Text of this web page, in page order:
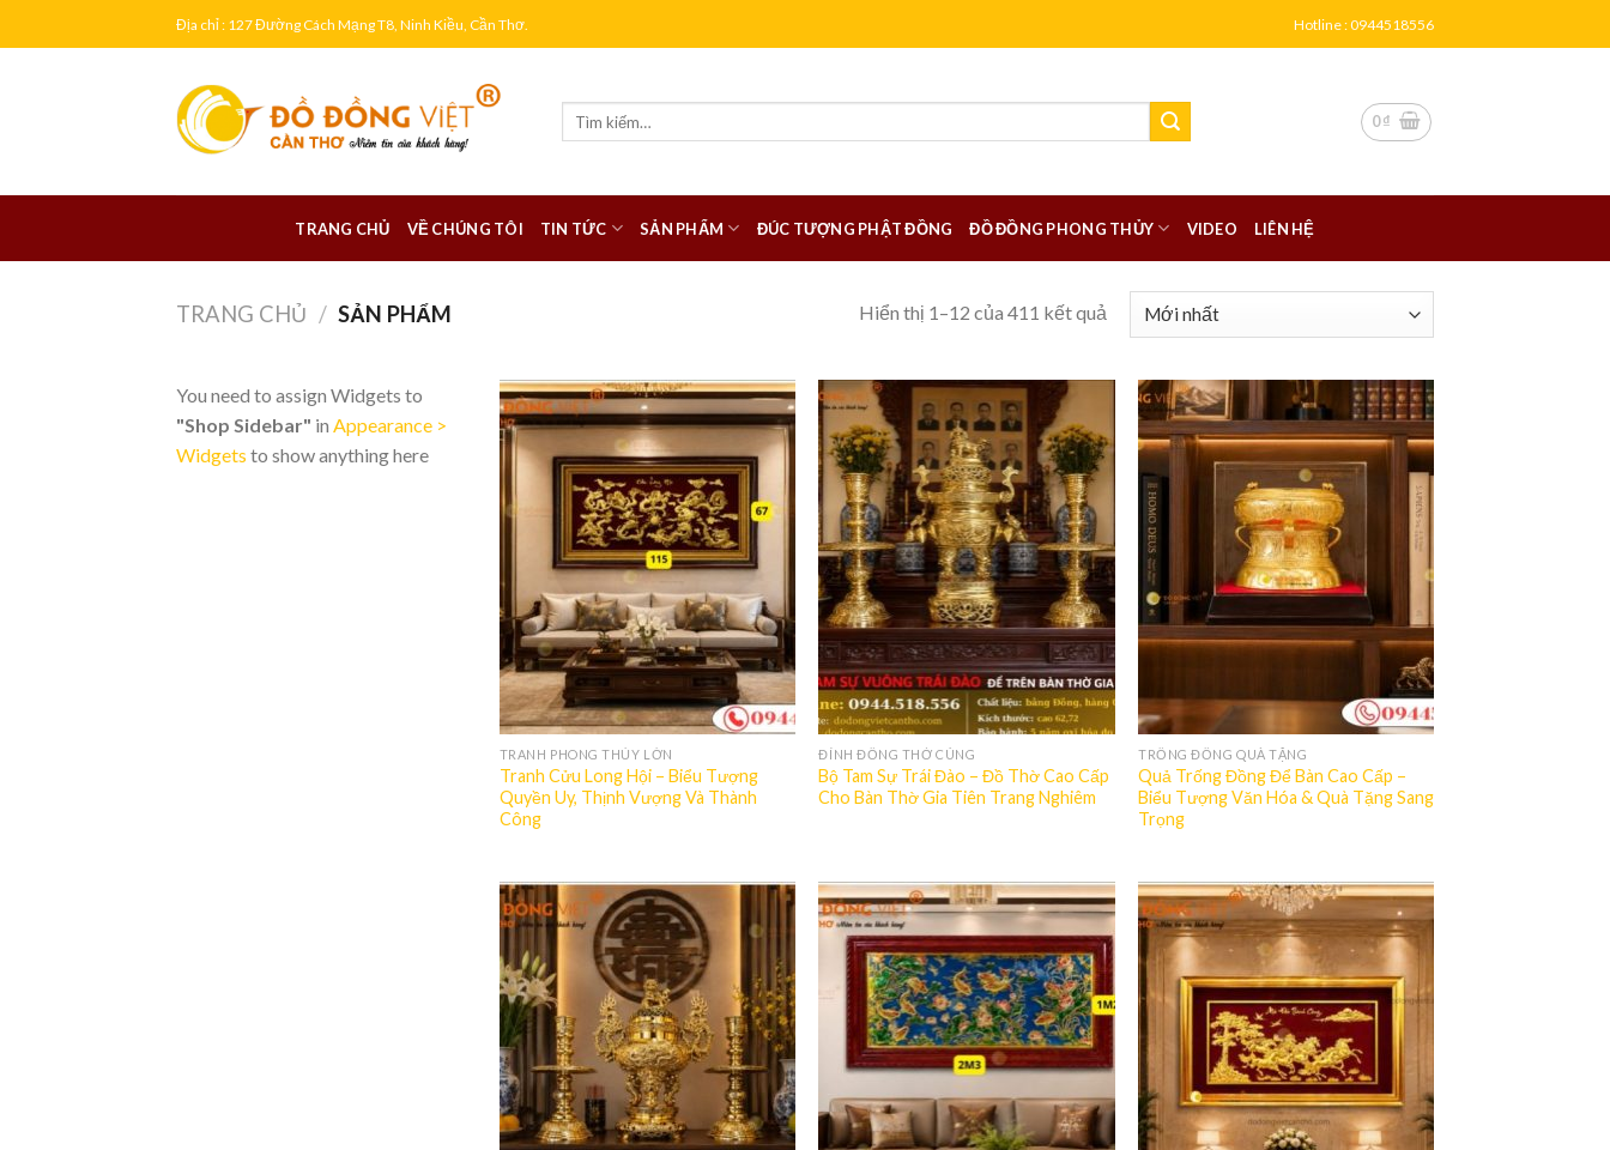
to
Địa chỉ : 127 Đường Cách Mạng T8, Ninh Kiều, Cần Thơ. Hotline : 0944518556
0₫
TRANG CHỦ VỀ CHÚNG TÔI TIN TỨC SẢN PHẨM ĐÚC TƯỢNG PHẬT ĐỒNG ĐỒ ĐỒNG PHONG THỦY VIDEO LIÊN HỆ
TRANG CHỦ / SẢN PHẨM Hiển thị 1–12 của 411 kết quả
You need to assign Widgets to
"Shop Sidebar" in Appearance >
Widgets to show anything here
TRANH PHONG THỦY LỚN
Tranh Cửu Long Hội – Biểu Tượng
Quyền Uy, Thịnh Vượng Và Thành
Công
ĐỈNH ĐỒNG THỜ CÚNG
Bộ Tam Sự Trái Đào – Đồ Thờ Cao Cấp
Cho Bàn Thờ Gia Tiên Trang Nghiêm
TRỐNG ĐỒNG QUÀ TẶNG
Quả Trống Đồng Để Bàn Cao Cấp –
Biểu Tượng Văn Hóa & Quà Tặng Sang
Trọng